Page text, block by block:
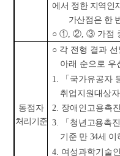
에서 정한 지역인
가산점은 한
○ ①, ②, ③ 가점
동점자
처리기준
○ 각 전형 결과
아래 순으로 우
1.
「국가유공자
취업지원대상자
2. 장애인고용촉
3.
「청년고용촉
기준 만 34세 이
4. 여성과학기술